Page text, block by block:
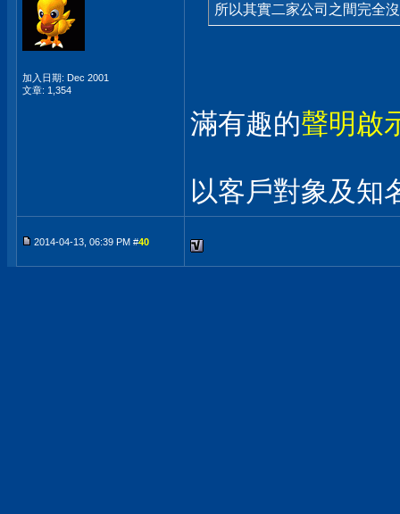
加入日期: Dec 2001
文章: 1,354
所以其實二家公司之間完全
滿有趣的聲明啟
以客戶對象及知
2014-04-13, 06:39 PM #40